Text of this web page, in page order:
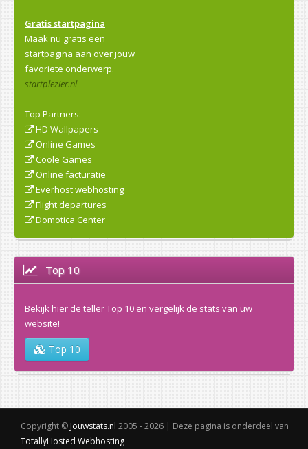
Gratis startpagina
Maak nu gratis een
startpagina aan over jouw
favoriete onderwerp.
startplezier.nl
Top Partners:
HD Wallpapers
Online Games
Coole Games
Online facturatie
Everhost webhosting
Flight departures
Domotica Center
Top 10
Bekijk hier de teller Top 10 en vergelijk de stats van uw
website!
Top 10
Copyright © Jouwstats.nl 2005 - 2026 | Deze pagina is onderdeel van
TotallyHosted Webhosting